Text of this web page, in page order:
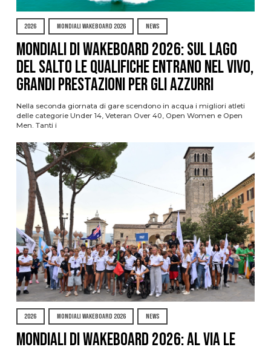
2026 MONDIALI WAKEBOARD 2026 NEWS
Mondiali di Wakeboard 2026: sul Lago
del Salto le qualifiche entrano nel vivo,
grandi prestazioni per gli azzurri
Nella seconda giornata di gare scendono in acqua i migliori atleti
delle categorie Under 14, Veteran Over 40, Open Women e Open
Men. Tanti i
2026 MONDIALI WAKEBOARD 2026 NEWS
Mondiali di Wakeboard 2026: al via le